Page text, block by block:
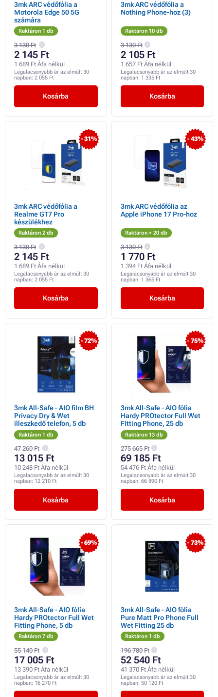
3mk ARC védőfólia a
Motorola Edge 50 5G
számára
Raktáron 1 db
3 130 Ft
2 145 Ft
1 689 Ft Áfa nélkül
Legalacsonyabb ár az elmúlt 30
napban: 2 055 Ft
Kosárba
3mk ARC védőfólia a
Nothing Phone-hoz (3)
Raktáron 10 db
3 130 Ft
2 105 Ft
1 657 Ft Áfa nélkül
Legalacsonyabb ár az elmúlt 30
napban: 1 335 Ft
Kosárba
- 31%
3mk ARC védőfólia a
Realme GT7 Pro
készülékhez
Raktáron 2 db
3 130 Ft
2 145 Ft
1 689 Ft Áfa nélkül
Legalacsonyabb ár az elmúlt 30
napban: 2 055 Ft
Kosárba
- 43%
3mk ARC védőfólia az
Apple iPhone 17 Pro-hoz
Raktáron > 20 db
3 130 Ft
1 770 Ft
1 394 Ft Áfa nélkül
Legalacsonyabb ár az elmúlt 30
napban: 1 365 Ft
Kosárba
- 72%
3mk All-Safe - AIO film BH
Privacy Dry & Wet
illeszkedő telefon, 5 db
Raktáron 1 db
47 260 Ft
13 015 Ft
10 248 Ft Áfa nélkül
Legalacsonyabb ár az elmúlt 30
napban: 12 210 Ft
Kosárba
- 75%
3mk All-Safe - AIO fólia
Hardy PROtector Full Wet
Fitting Phone, 25 db
Raktáron 13 db
275 665 Ft
69 185 Ft
54 476 Ft Áfa nélkül
Legalacsonyabb ár az elmúlt 30
napban: 66 890 Ft
Kosárba
- 69%
3mk All-Safe - AIO fólia
Hardy PROtector Full Wet
Fitting Phone, 5 db
Raktáron 7 db
55 140 Ft
17 005 Ft
13 390 Ft Áfa nélkül
Legalacsonyabb ár az elmúlt 30
napban: 16 270 Ft
- 73%
3mk All-Safe - AIO fólia
Pure Matt Pro Phone Full
Wet Fitting 25 db
Raktáron 1 db
196 780 Ft
52 540 Ft
41 370 Ft Áfa nélkül
Legalacsonyabb ár az elmúlt 30
napban: 50 120 Ft